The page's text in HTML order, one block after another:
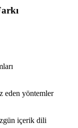
eden yöntemler
içerik dili